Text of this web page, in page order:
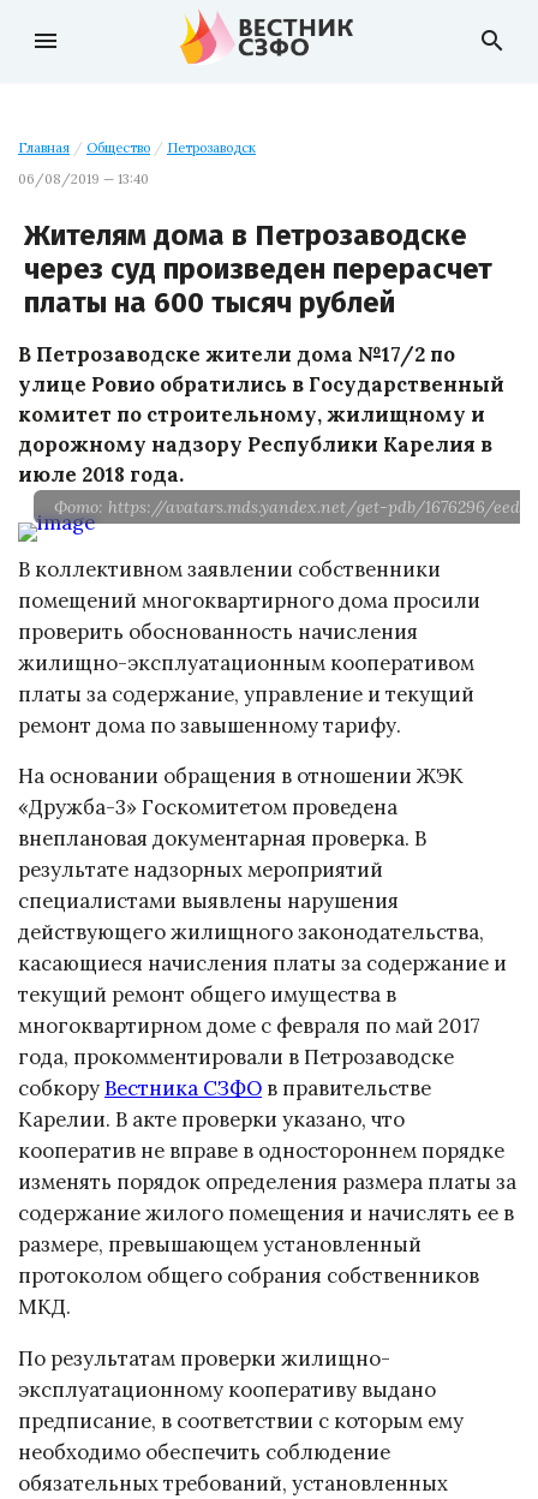
menu search
Главная / Общество / Петрозаводск
06/08/2019 — 13:40
Жителям дома в Петрозаводске
через суд произведен перерасчет
платы на 600 тысяч рублей
В Петрозаводске жители дома №17/2 по
улице Ровио обратились в Государственный
комитет по строительному, жилищному и
дорожному надзору Республики Карелия в
июле 2018 года.
Фото: https://avatars.mds.yandex.net/get-pdb/1676296/
В коллективном заявлении собственники
помещений многоквартирного дома просили
проверить обоснованность начисления
жилищно-эксплуатационным кооперативом
платы за содержание, управление и текущий
ремонт дома по завышенному тарифу.
На основании обращения в отношении ЖЭК
«Дружба-3» Госкомитетом проведена
внеплановая документарная проверка. В
результате надзорных мероприятий
специалистами выявлены нарушения
действующего жилищного законодательства,
касающиеся начисления платы за содержание и
текущий ремонт общего имущества в
многоквартирном доме с февраля по май 2017
года, прокомментировали в Петрозаводске
собкоруВестника СЗФО в правительстве
Карелии. В акте проверки указано, что
кооператив не вправе в одностороннем порядке
изменять порядок определения размера платы за
содержание жилого помещения и начислять ее в
размере, превышающем установленный
протоколом общего собрания собственников
МКД.
По результатам проверки жилищно-
эксплуатационному кооперативу выдано
предписание, в соответствии с которым ему
необходимо обеспечить соблюдение
обязательных требований, установленных